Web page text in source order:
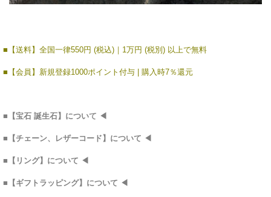
■【送料】全国一律550円 (税込)｜1万円 (税別) 以上で無料
■【会員】新規登録1000ポイント付与 | 購入時7％還元
■ 【宝石 誕生石】について ◀
■ 【チェーン、レザーコード】について ◀
■ 【リング】について ◀
■ 【ギフトラッピング】について ◀